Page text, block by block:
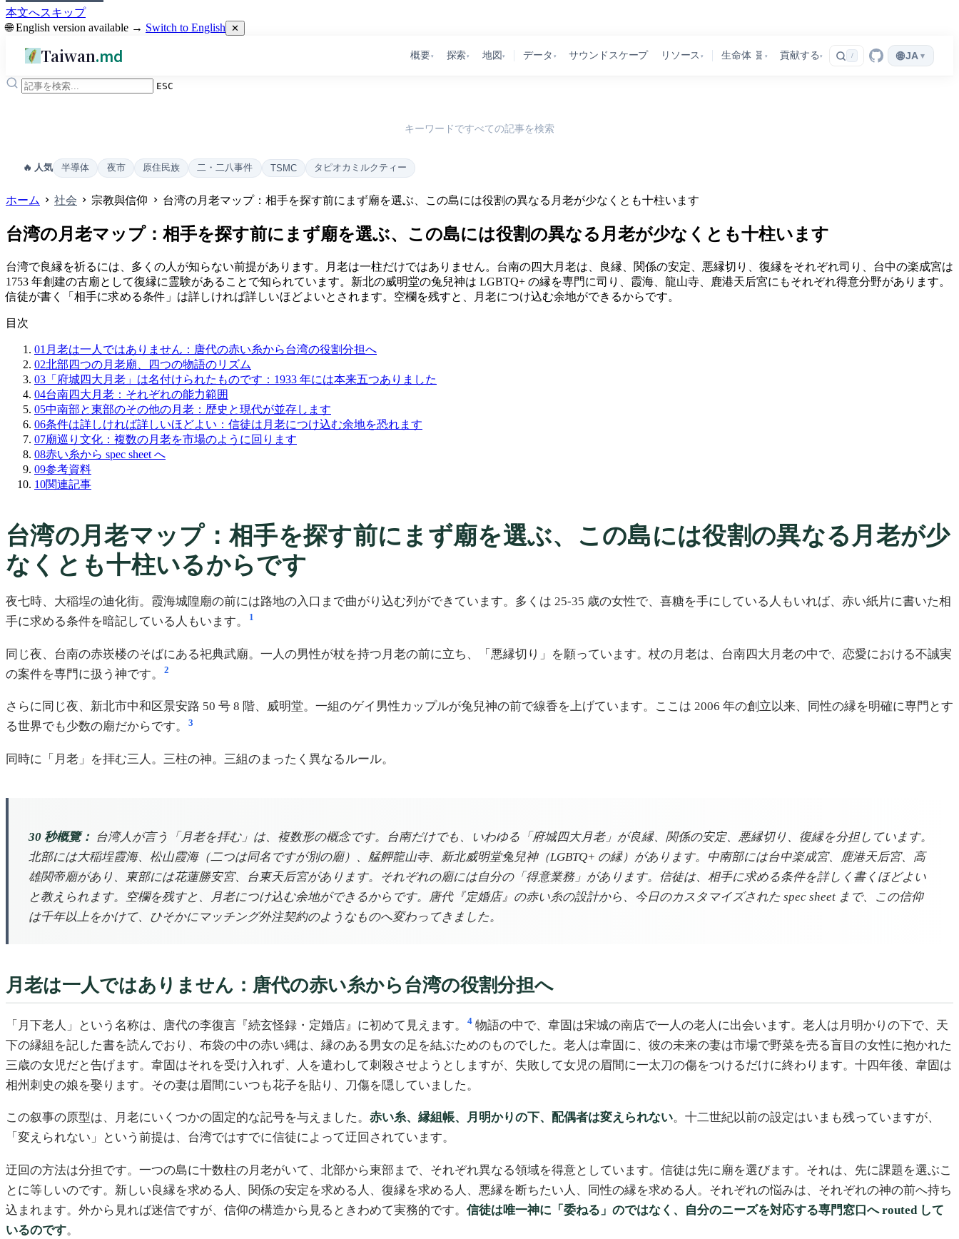
本文へスキップ
🌐 English version available → Switch to English ✕
Taiwan.md 概要▾ 探索▾ 地図 ▾ データ ▾ サウンドスケープ リソース ▾ 生命体 🧬 ▾ 貢献する ▾ / 🌐 JA ▾
ESC
キーワードですべての記事を検索
🔥 人気 半導体 夜市 原住民族 二・二八事件 TSMC タピオカミルクティー
ホーム 社会 宗教與信仰 台湾の月老マップ：相手を探す前にまず廟を選ぶ、この島には役割の異なる月老が少なくとも十柱います
台湾の月老マップ：相手を探す前にまず廟を選ぶ、この島には役割の異なる月老が少なくとも十柱います
台湾で良縁を祈るには、多くの人が知らない前提があります。月老は一柱だけではありません。台南の四大月老は、良縁、関係の安定、悪縁切り、復縁をそれぞれ司り、台中の楽成宮は
1753 年創建の古廟として復縁に霊験があることで知られています。新北の威明堂の兔兒神は LGBTQ+ の縁を専門に司り、霞海、龍山寺、鹿港天后宮にもそれぞれ得意分野があります。
信徒が書く「相手に求める条件」は詳しければ詳しいほどよいとされます。空欄を残すと、月老につけ込む余地ができるからです。
目次
01 月老は一人ではありません：唐代の赤い糸から台湾の役割分担へ
02北部四つの月老廟、四つの物語のリズム
03 「府城四大月老」は名付けられたものです：1933 年には本来五つありました
04台南四大月老：それぞれの能力範囲
05中南部と東部のその他の月老：歴史と現代が並存します
06条件は詳しければ詳しいほどよい：信徒は月老につけ込む余地を恐れます
07廟巡り文化：複数の月老を市場のように回ります
08赤い糸から spec sheet へ
09参考資料
10関連記事
台湾の月老マップ：相手を探す前にまず廟を選ぶ、この島には役割の異なる月老が少
なくとも十柱いるからです
夜七時、大稲埕の迪化街。霞海城隍廟の前には路地の入口まで曲がり込む列ができています。多くは 25-35 歳の女性で、喜糖を手にしている人もいれば、赤い紙片に書いた相
手に求める条件を暗記している人もいます。
1
同じ夜、台南の赤崁楼のそばにある祀典武廟。一人の男性が杖を持つ月老の前に立ち、「悪縁切り」を願っています。杖の月老は、台南四大月老の中で、恋愛における不誠実
の案件を専門に扱う神です。
2
さらに同じ夜、新北市中和区景安路 50 号 8 階、威明堂。一組のゲイ男性カップルが兔兒神の前で線香を上げています。ここは 2006 年の創立以来、同性の縁を明確に専門とす
る世界でも少数の廟だからです。
3
同時に「月老」を拝む三人。三柱の神。三組のまったく異なるルール。
30 秒概覽：
台湾人が言う「月老を拝む」は、複数形の概念です。台南だけでも、いわゆる「府城四大月老」が良縁、関係の安定、悪縁切り、復縁を分担しています。
北部には大稲埕霞海、松山霞海（二つは同名ですが別の廟）、艋舺龍山寺、新北威明堂兔兒神（LGBTQ+ の縁）があります。中南部には台中楽成宮、鹿港天后宮、高
雄関帝廟があり、東部には花蓮勝安宮、台東天后宮があります。それぞれの廟には自分の「得意業務」があります。信徒は、相手に求める条件を詳しく書くほどよい
と教えられます。空欄を残すと、月老につけ込む余地ができるからです。唐代『定婚店』の赤い糸の設計から、今日のカスタマイズされた spec sheet まで、この信仰
は千年以上をかけて、ひそかにマッチング外注契約のようなものへ変わってきました。
月老は一人ではありません：唐代の赤い糸から台湾の役割分担へ
「月下老人」という名称は、唐代の李復言『続玄怪録・定婚店』に初めて見えます。 4 物語の中で、韋固は宋城の南店で一人の老人に出会います。老人は月明かりの下で、天
下の縁組を記した書を読んでおり、布袋の中の赤い縄は、縁のある男女の足を結ぶためのものでした。老人は韋固に、彼の未来の妻は市場で野菜を売る盲目の女性に抱かれた
三歳の女児だと告げます。韋固はそれを受け入れず、人を遣わして刺殺させようとしますが、失敗して女児の眉間に一太刀の傷をつけるだけに終わります。十四年後、韋固は
相州刺史の娘を娶ります。その妻は眉間にいつも花子を貼り、刀傷を隠していました。
この叙事の原型は、月老にいくつかの固定的な記号を与えました。 赤い糸、縁組帳、月明かりの下、配偶者は変えられない。十二世紀以前の設定はいまも残っていますが、
「変えられない」という前提は、台湾ではすでに信徒によって迂回されています。
迂回の方法は分担です。一つの島に十数柱の月老がいて、北部から東部まで、それぞれ異なる領域を得意としています。信徒は先に廟を選びます。それは、先に課題を選ぶこ
とに等しいのです。新しい良縁を求める人、関係の安定を求める人、復縁を求める人、悪縁を断ちたい人、同性の縁を求める人。それぞれの悩みは、それぞれの神の前へ持ち
込まれます。外から見れば迷信ですが、信仰の構造から見るときわめて実務的です。 信徒は唯一神に「委ねる」のではなく、自分のニーズを対応する専門窓口へ routed して
いるのです。